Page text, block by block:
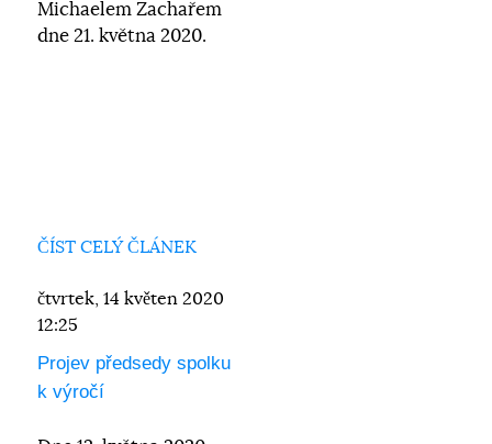
Michaelem Zachařem
dne 21. května 2020.
ČÍST CELÝ ČLÁNEK
čtvrtek, 14 květen 2020
12:25
Projev předsedy spolku
k výročí